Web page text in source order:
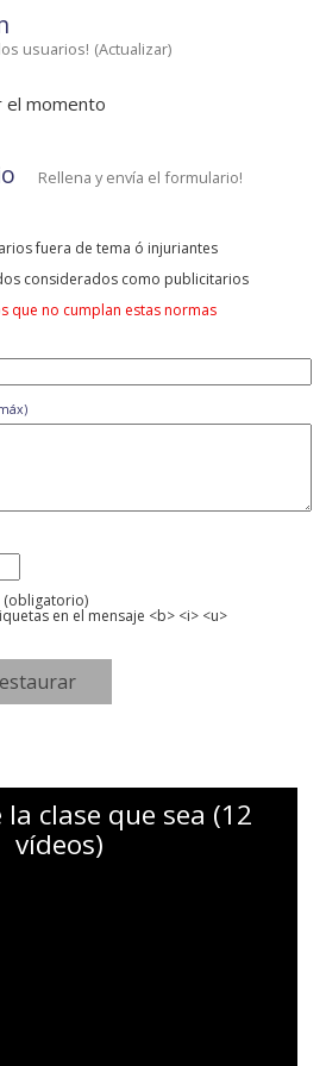
usuarios! (Actualizar)
el momento
Rellena y envía el formulario!
fuera de tema ó injuriantes
considerados como publicitarios
que no cumplan estas normas
en el mensaje <b> <i> <u>
clase que sea (12
vídeos)